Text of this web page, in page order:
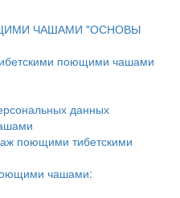
ЧАШАМИ "ОСНОВЫ
поющими чашами
данных
поющими тибетскими
чашами: